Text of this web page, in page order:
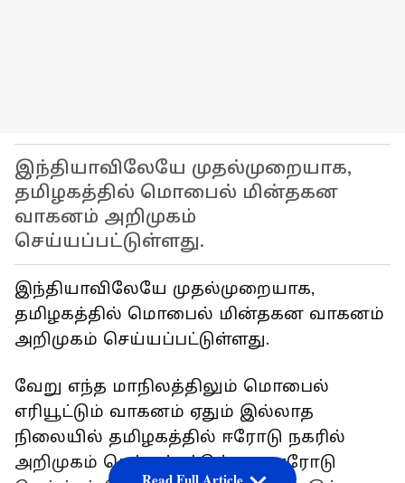
இந்தியாவிலேயே முதல்முறையாக,
தமிழகத்தில் மொபைல் மின்தகன
வாகனம் அறிமுகம்
செய்யப்பட்டுள்ளது.
இந்தியாவிலேயே முதல்முறையாக,
தமிழகத்தில் மொபைல் மின்தகன வாகனம்
அறிமுகம் செய்யப்பட்டுள்ளது.
வேறு எந்த மாநிலத்திலும் மொபைல்
எரியூட்டும் வாகனம் ஏதும் இல்லாத
நிலையில் தமிழகத்தில் ஈரோடு நகரில்
அறிமுகம் செய்யப்பட்டுள்ளது. ஈரோடு